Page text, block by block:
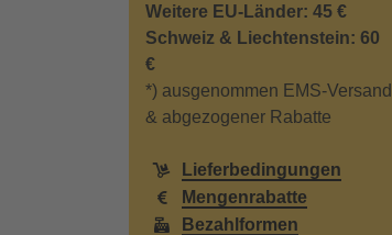
Weitere EU-Länder: 45 €
Schweiz & Liechtenstein: 60
€
*) ausgenommen EMS-Versand
& abgezogener Rabatte
Lieferbedingungen
Mengenrabatte
Bezahlformen